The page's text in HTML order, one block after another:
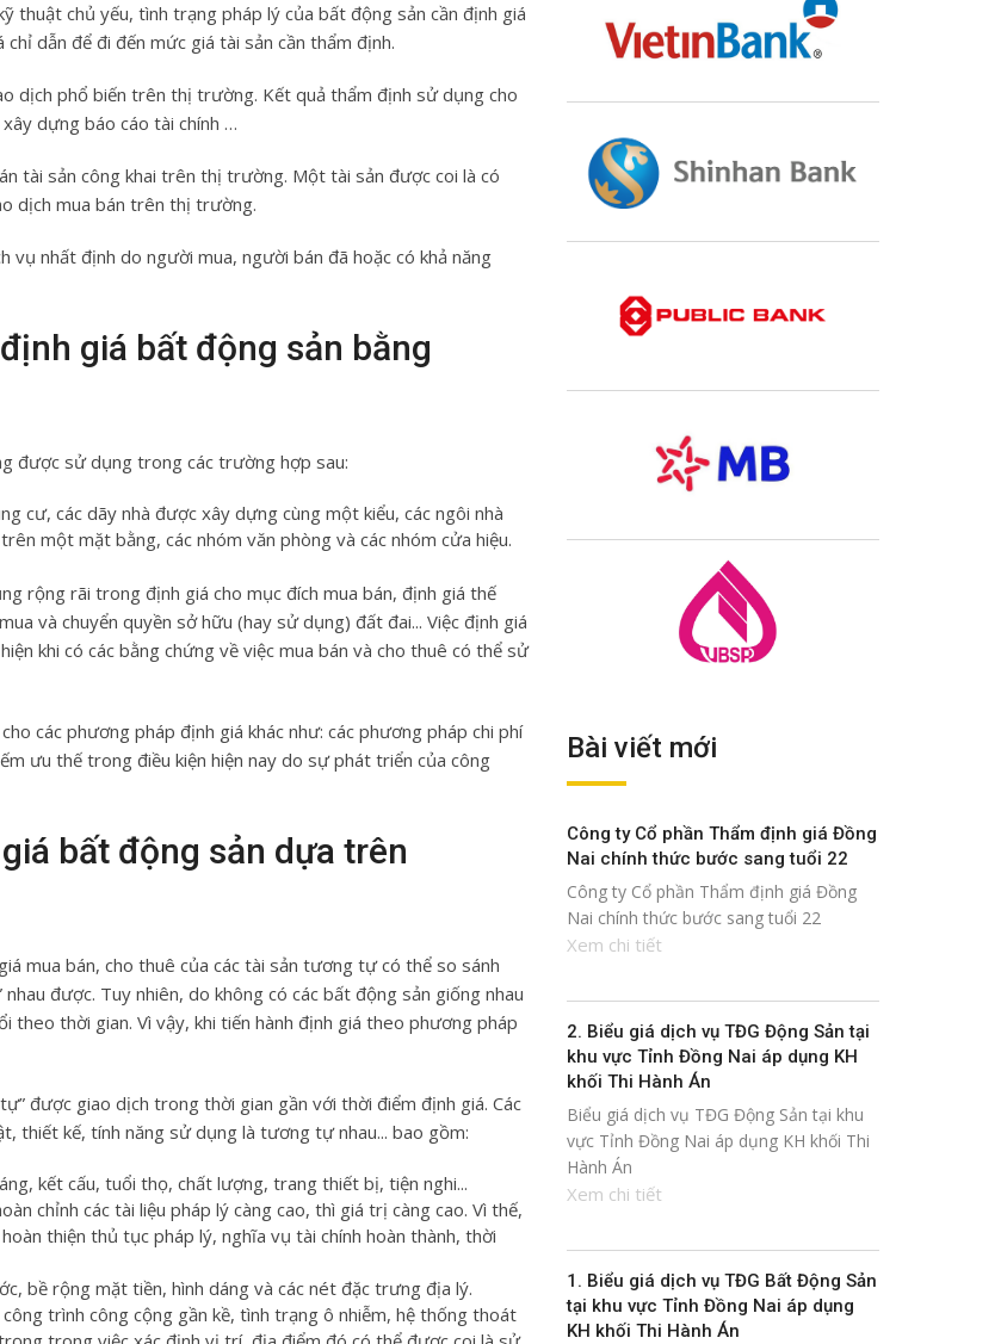
thuật chủ yếu, tình trạng pháp lý của bất động sản cần định giá
dẫn để đi đến mức giá tài sản cần thẩm định.
dịch phổ biến trên thị trường. Kết quả thẩm định sử dụng cho
dựng báo cáo tài chính …
tài sản công khai trên thị trường. Một tài sản được coi là có
dịch mua bán trên thị trường.
nhất định do người mua, người bán đã hoặc có khả năng
giá bất động sản bằng
được sử dụng trong các trường hợp sau:
cư, các dãy nhà được xây dựng cùng một kiểu, các ngôi nhà
một mặt bằng, các nhóm văn phòng và các nhóm cửa hiệu.
rộng rãi trong định giá cho mục đích mua bán, định giá thế
và chuyển quyền sở hữu (hay sử dụng) đất đai... Việc định giá
khi có các bằng chứng về việc mua bán và cho thuê có thể sử
các phương pháp định giá khác như: các phương pháp chi phí
ưu thế trong điều kiện hiện nay do sự phát triển của công
bất động sản dựa trên
mua bán, cho thuê của các tài sản tương tự có thể so sánh
được. Tuy nhiên, do không có các bất động sản giống nhau
thời gian. Vì vậy, khi tiến hành định giá theo phương pháp
được giao dịch trong thời gian gần với thời điểm định giá. Các
thiết kế, tính năng sử dụng là tương tự nhau... bao gồm:
kết cấu, tuổi thọ, chất lượng, trang thiết bị, tiện nghi...
chỉnh các tài liệu pháp lý càng cao, thì giá trị càng cao. Vì thế,
thiện thủ tục pháp lý, nghĩa vụ tài chính hoàn thành, thời
bề rộng mặt tiền, hình dáng và các nét đặc trưng địa lý.
trình công cộng gần kề, tình trạng ô nhiễm, hệ thống thoát
Bài viết mới
Công ty Cổ phần Thẩm định giá Đồng
Nai chính thức bước sang tuổi 22
Công ty Cổ phần Thẩm định giá Đồng
Nai chính thức bước sang tuổi 22
Xem chi tiết
2. Biểu giá dịch vụ TĐG Động Sản tại
khu vực Tỉnh Đồng Nai áp dụng KH
khối Thi Hành Án
Biểu giá dịch vụ TĐG Động Sản tại khu
vực Tỉnh Đồng Nai áp dụng KH khối Thi
Hành Án
Xem chi tiết
1. Biểu giá dịch vụ TĐG Bất Động Sản
tại khu vực Tỉnh Đồng Nai áp dụng
KH khối Thi Hành Án